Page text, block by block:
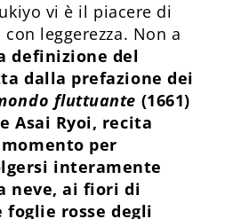
vi è il piacere di
leggerezza. Non a
definizione del
dalla prefazione dei
fluttuante (1661)
Asai Ryoi, recita
per
interamente
neve, ai fiori di
rosse degli